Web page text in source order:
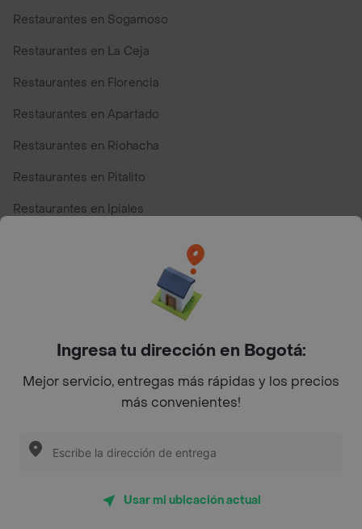
Restaurantes en Sogamoso
Restaurantes en La Ceja
Restaurantes en Florencia
Restaurantes en Apartado
Restaurantes en Riohacha
Restaurantes en Pitalito
Restaurantes en Ipiales
Top Marcas y Cadenas de Restaurantes
Encuéntranos en estos países
App Store Google play
Restaurantes cerca de mi para pedir Comida a Domicilio -
Ingresa tu dirección en Bogotá:
Mejor servicio, entregas más rápidas y los precios
más convenientes!
Usar mi ubicación actual